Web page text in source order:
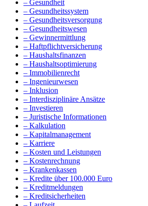
– Gesundheit
– Gesundheitssystem
– Gesundheitsversorgung
– Gesundheitswesen
– Gewinnermittlung
– Haftpflichtversicherung
– Haushaltsfinanzen
– Haushaltsoptimierung
– Immobilienrecht
– Ingenieurwesen
– Inklusion
– Interdisziplinäre Ansätze
– Investieren
– Juristische Informationen
– Kalkulation
– Kapitalmanagement
– Karriere
– Kosten und Leistungen
– Kostenrechnung
– Krankenkassen
– Kredite über 100.000 Euro
– Kreditmeldungen
– Kreditsicherheiten